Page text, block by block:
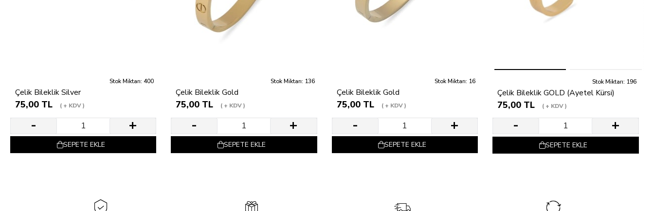
Stok Miktarı: 400
Çelik Bileklik Silver
75,00 TL + KDV
SEPETE EKLE
Stok Miktarı: 136
Çelik Bileklik Gold
75,00 TL + KDV
SEPETE EKLE
Stok Miktarı: 16
Çelik Bileklik Gold
75,00 TL + KDV
SEPETE EKLE
Stok Miktarı: 196
Çelik Bileklik GOLD (Ayetel Kürsi)
75,00 TL + KDV
SEPETE EKLE